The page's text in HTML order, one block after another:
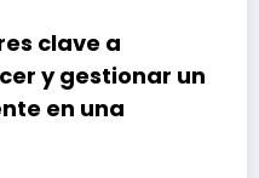
clave a
y gestionar un
en una